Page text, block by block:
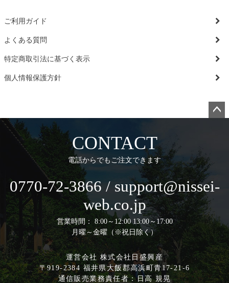
ご利用ガイド
よくある質問
特定商取引法に基づく表示
個人情報保護方針
CONTACT
電話からでもご注文できます
0770-72-3866 / support@nissei-
web.co.jp
営業時間： 8:00～12:00 13:00～17:00
月曜～金曜（※祝日除く）
運営会社 株式会社日盛興産
〒919-2384 福井県大飯郡高浜町青17-21-6
通信販売業務責任者：日高 規晃